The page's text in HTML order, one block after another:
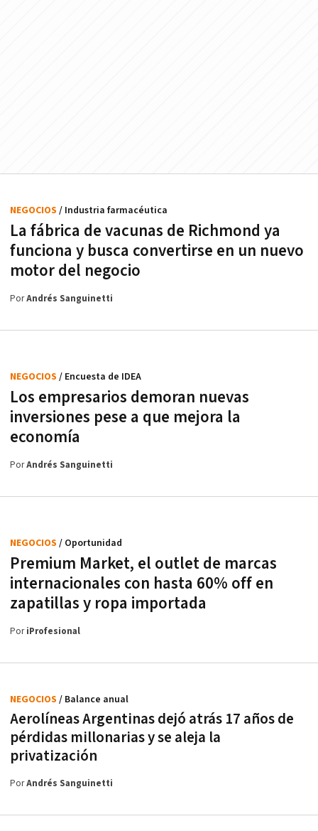
La fábrica de vacunas de Richmond ya
funciona y busca convertirse en un nuevo
motor del negocio
NEGOCIOS / Industria farmacéutica
PorAndrés Sanguinetti
Los empresarios demoran nuevas
inversiones pese a que mejora la
economía
NEGOCIOS / Encuesta de IDEA
PorAndrés Sanguinetti
Premium Market, el outlet de marcas
internacionales con hasta 60% off en
zapatillas y ropa importada
NEGOCIOS / Oportunidad
PoriProfesional
Aerolíneas Argentinas dejó atrás 17 años de
pérdidas millonarias y se aleja la
privatización
NEGOCIOS / Balance anual
PorAndrés Sanguinetti